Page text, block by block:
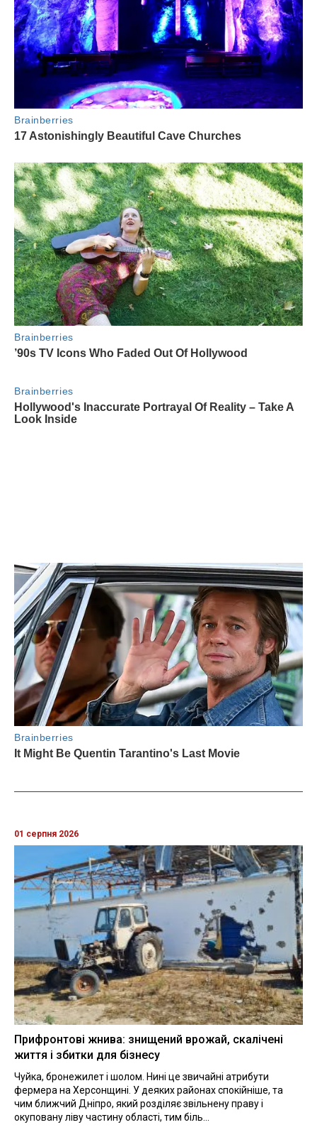
01 серпня 2026
Прифронтові жнива: знищений врожай, скалічені
життя і збитки для бізнесу
Чуйка, бронежилет і шолом. Нині це звичайні атрибути
фермера на Херсонщині. У деяких районах спокійніше, та
чим ближчий Дніпро, який розділяє звільнену праву і
окуповану ліву частину області, тим біль...